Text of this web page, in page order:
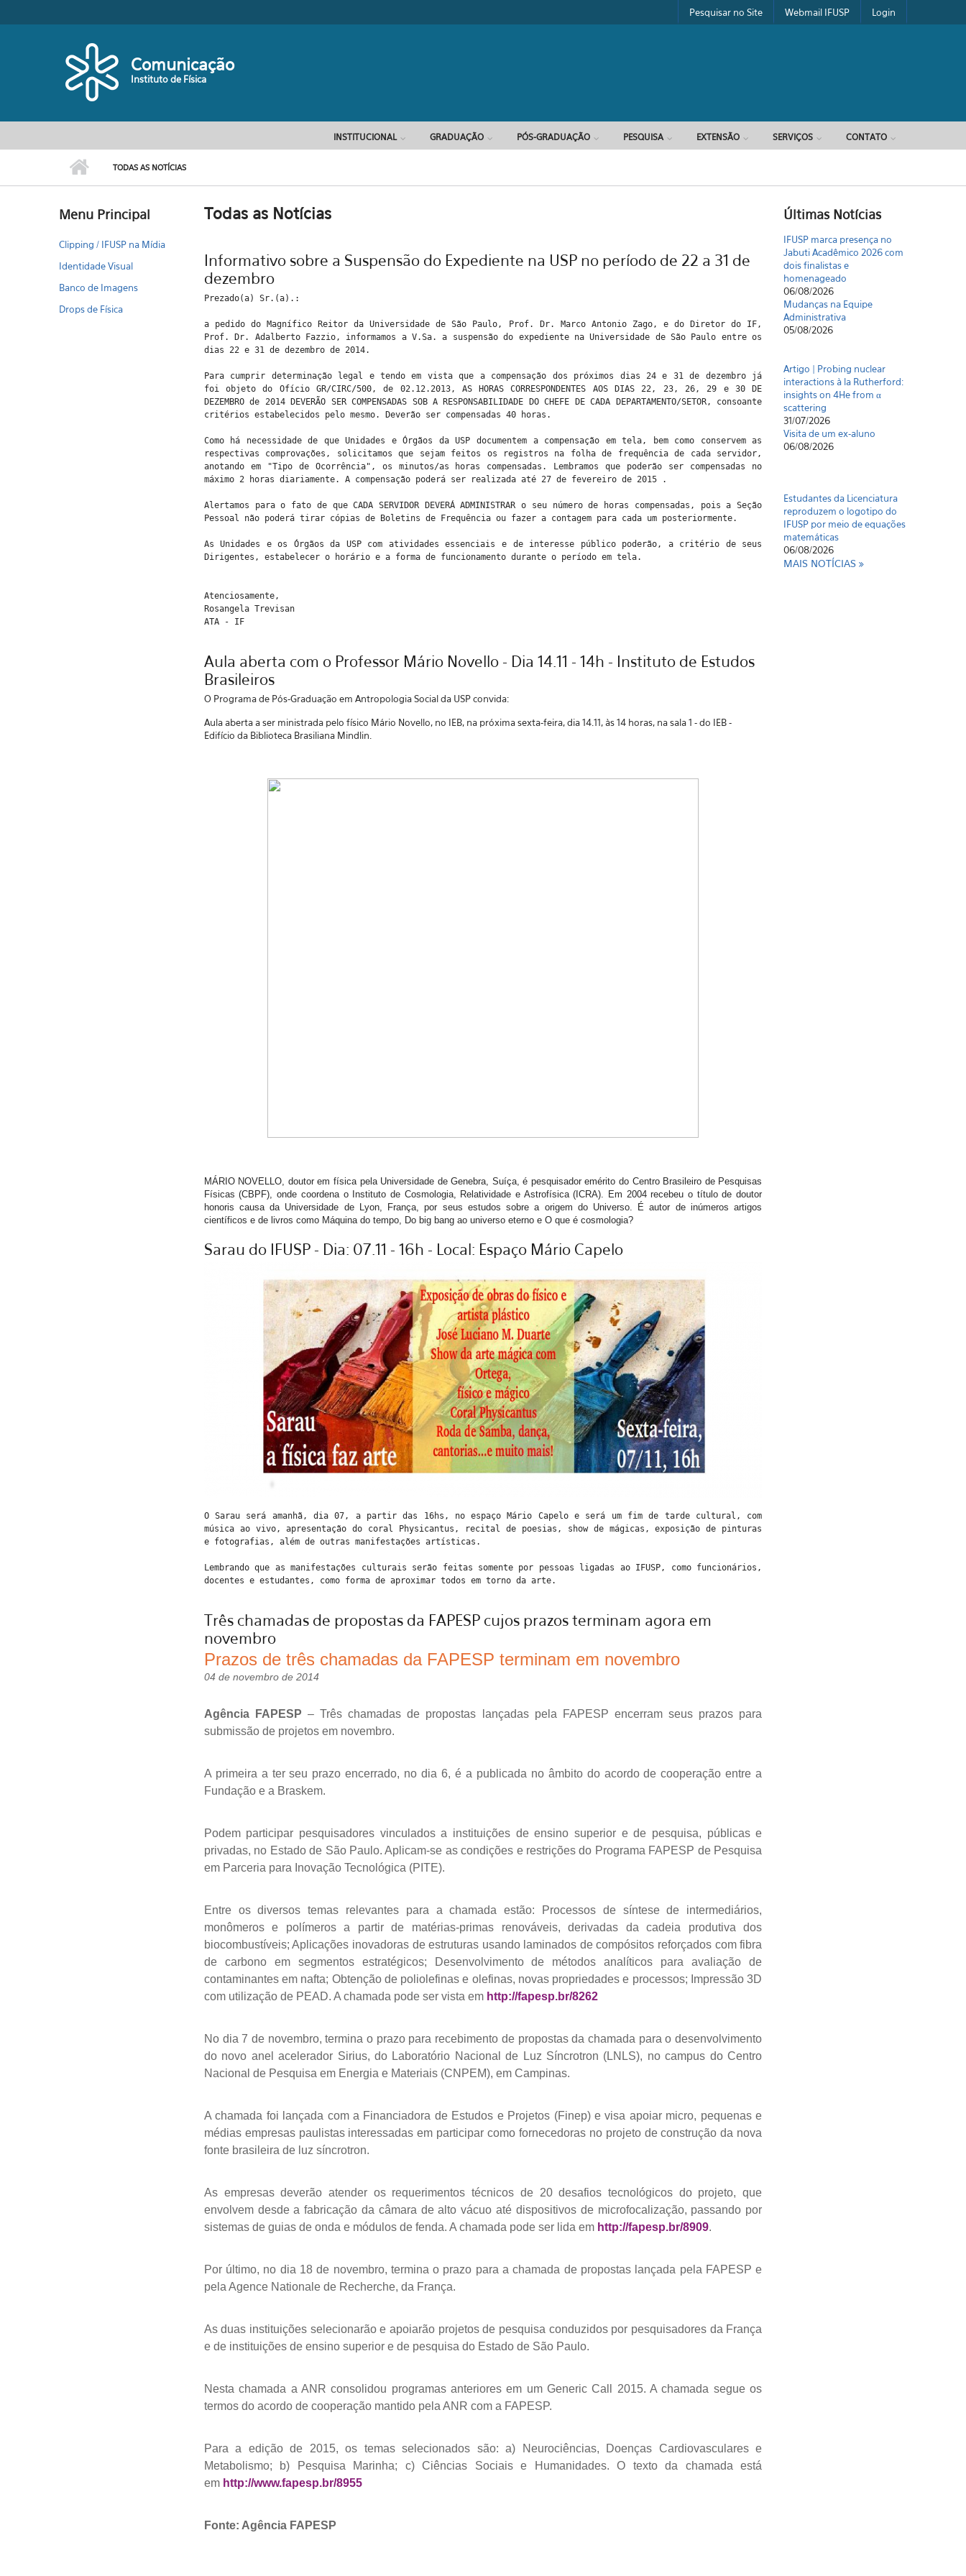
Pesquisar no Site Webmail IFUSP Login
Comunicação
Instituto de Física
INSTITUCIONAL GRADUAÇÃO PÓS-GRADUAÇÃO PESQUISA EXTENSÃO SERVIÇOS CONTATO
TODAS AS NOTÍCIAS
Menu Principal
Clipping / IFUSP na Mídia
Identidade Visual
Banco de Imagens
Drops de Física
Todas as Notícias
Informativo sobre a Suspensão do Expediente na USP no período de 22 a 31 de
dezembro
Prezado(a) Sr.(a).:
a pedido do Magnífico Reitor da Universidade de São Paulo, Prof. Dr. Marco Antonio Zago, e do Diretor do IF,
Prof. Dr. Adalberto Fazzio, informamos a V.Sa. a suspensão do expediente na Universidade de São Paulo entre os
dias 22 e 31 de dezembro de 2014.
Para cumprir determinação legal e tendo em vista que a compensação dos próximos dias 24 e 31 de dezembro já
foi objeto do Ofício GR/CIRC/500, de 02.12.2013, AS HORAS CORRESPONDENTES AOS DIAS 22, 23, 26, 29 e 30 DE
DEZEMBRO de 2014 DEVERÃO SER COMPENSADAS SOB A RESPONSABILIDADE DO CHEFE DE CADA DEPARTAMENTO/SETOR, consoante
critérios estabelecidos pelo mesmo. Deverão ser compensadas 40 horas.
Como há necessidade de que Unidades e Órgãos da USP documentem a compensação em tela, bem como conservem as
respectivas comprovações, solicitamos que sejam feitos os registros na folha de frequência de cada servidor,
anotando em "Tipo de Ocorrência", os minutos/as horas compensadas. Lembramos que poderão ser compensadas no
máximo 2 horas diariamente. A compensação poderá ser realizada até 27 de fevereiro de 2015 .
Alertamos para o fato de que CADA SERVIDOR DEVERÁ ADMINISTRAR o seu número de horas compensadas, pois a Seção
Pessoal não poderá tirar cópias de Boletins de Frequência ou fazer a contagem para cada um posteriormente.
As Unidades e os Órgãos da USP com atividades essenciais e de interesse público poderão, a critério de seus
Dirigentes, estabelecer o horário e a forma de funcionamento durante o período em tela.
Atenciosamente,
Rosangela Trevisan
ATA - IF
Aula aberta com o Professor Mário Novello - Dia 14.11 - 14h - Instituto de Estudos
Brasileiros
O Programa de Pós-Graduação em Antropologia Social da USP convida:
Aula aberta a ser ministrada pelo físico Mário Novello, no IEB, na próxima sexta-feira, dia 14.11, às 14 horas, na sala 1 - do IEB -
Edifício da Biblioteca Brasiliana Mindlin.
MÁRIO NOVELLO, doutor em física pela Universidade de Genebra, Suíça, é pesquisador emérito do Centro Brasileiro de Pesquisas
Físicas (CBPF), onde coordena o Instituto de Cosmologia, Relatividade e Astrofísica (ICRA). Em 2004 recebeu o título de doutor
honoris causa da Universidade de Lyon, França, por seus estudos sobre a origem do Universo. É autor de inúmeros artigos
científicos e de livros como Máquina do tempo, Do big bang ao universo eterno e O que é cosmologia?
Sarau do IFUSP - Dia: 07.11 - 16h - Local: Espaço Mário Capelo
O Sarau será amanhã, dia 07, a partir das 16hs, no espaço Mário Capelo e será um fim de tarde cultural, com
música ao vivo, apresentação do coral Physicantus, recital de poesias, show de mágicas, exposição de pinturas
e fotografias, além de outras manifestações artísticas.
Lembrando que as manifestações culturais serão feitas somente por pessoas ligadas ao IFUSP, como funcionários,
docentes e estudantes, como forma de aproximar todos em torno da arte.
Três chamadas de propostas da FAPESP cujos prazos terminam agora em
novembro
Prazos de três chamadas da FAPESP terminam em novembro
04 de novembro de 2014
Agência FAPESP – Três chamadas de propostas lançadas pela FAPESP encerram seus prazos para
submissão de projetos em novembro.
A primeira a ter seu prazo encerrado, no dia 6, é a publicada no âmbito do acordo de cooperação entre a
Fundação e a Braskem.
Podem participar pesquisadores vinculados a instituições de ensino superior e de pesquisa, públicas e
privadas, no Estado de São Paulo. Aplicam-se as condições e restrições do Programa FAPESP de Pesquisa
em Parceria para Inovação Tecnológica (PITE).
Entre os diversos temas relevantes para a chamada estão: Processos de síntese de intermediários,
monômeros e polímeros a partir de matérias-primas renováveis, derivadas da cadeia produtiva dos
biocombustíveis; Aplicações inovadoras de estruturas usando laminados de compósitos reforçados com fibra
de carbono em segmentos estratégicos; Desenvolvimento de métodos analíticos para avaliação de
contaminantes em nafta; Obtenção de poliolefinas e olefinas, novas propriedades e processos; Impressão 3D
com utilização de PEAD. A chamada pode ser vista em http://fapesp.br/8262
No dia 7 de novembro, termina o prazo para recebimento de propostas da chamada para o desenvolvimento
do novo anel acelerador Sirius, do Laboratório Nacional de Luz Síncrotron (LNLS), no campus do Centro
Nacional de Pesquisa em Energia e Materiais (CNPEM), em Campinas.
A chamada foi lançada com a Financiadora de Estudos e Projetos (Finep) e visa apoiar micro, pequenas e
médias empresas paulistas interessadas em participar como fornecedoras no projeto de construção da nova
fonte brasileira de luz síncrotron.
As empresas deverão atender os requerimentos técnicos de 20 desafios tecnológicos do projeto, que
envolvem desde a fabricação da câmara de alto vácuo até dispositivos de microfocalização, passando por
sistemas de guias de onda e módulos de fenda. A chamada pode ser lida em http://fapesp.br/8909.
Por último, no dia 18 de novembro, termina o prazo para a chamada de propostas lançada pela FAPESP e
pela Agence Nationale de Recherche, da França.
As duas instituições selecionarão e apoiarão projetos de pesquisa conduzidos por pesquisadores da França
e de instituições de ensino superior e de pesquisa do Estado de São Paulo.
Nesta chamada a ANR consolidou programas anteriores em um Generic Call 2015. A chamada segue os
termos do acordo de cooperação mantido pela ANR com a FAPESP.
Para a edição de 2015, os temas selecionados são: a) Neurociências, Doenças Cardiovasculares e
Metabolismo; b) Pesquisa Marinha; c) Ciências Sociais e Humanidades. O texto da chamada está
em http://www.fapesp.br/8955
Fonte: Agência FAPESP
Últimas Notícias
IFUSP marca presença no
Jabuti Acadêmico 2026 com
dois finalistas e
homenageado
06/08/2026
Mudanças na Equipe
Administrativa
05/08/2026
Artigo | Probing nuclear
interactions à la Rutherford:
insights on 4He from α
scattering
31/07/2026
Visita de um ex-aluno
06/08/2026
Estudantes da Licenciatura
reproduzem o logotipo do
IFUSP por meio de equações
matemáticas
06/08/2026
MAIS NOTÍCIAS